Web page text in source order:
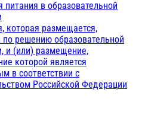
питания в образовательной
которая размещается,
по решению образовательной
и (или) размещение,
которой является
в соответствии с
Российской Федерации